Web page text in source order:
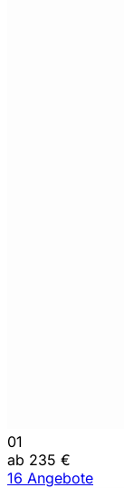
01
ab 235 €
16 Angebote